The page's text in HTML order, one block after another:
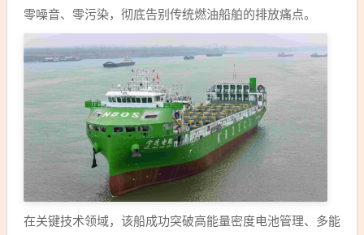
零噪音、零污染，彻底告别传统燃油船舶的排放痛点。
在关键技术领域，该船成功突破高能量密度电池管理、多能